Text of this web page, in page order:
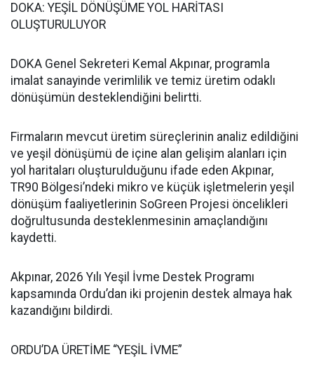
DOKA: YEŞİL DÖNÜŞÜME YOL HARİTASI
OLUŞTURULUYOR
DOKA Genel Sekreteri Kemal Akpınar, programla
imalat sanayinde verimlilik ve temiz üretim odaklı
dönüşümün desteklendiğini belirtti.
Firmaların mevcut üretim süreçlerinin analiz edildiğini
ve yeşil dönüşümü de içine alan gelişim alanları için
yol haritaları oluşturulduğunu ifade eden Akpınar,
TR90 Bölgesi’ndeki mikro ve küçük işletmelerin yeşil
dönüşüm faaliyetlerinin SoGreen Projesi öncelikleri
doğrultusunda desteklenmesinin amaçlandığını
kaydetti.
Akpınar, 2026 Yılı Yeşil İvme Destek Programı
kapsamında Ordu’dan iki projenin destek almaya hak
kazandığını bildirdi.
ORDU’DA ÜRETİME “YEŞİL İVME”